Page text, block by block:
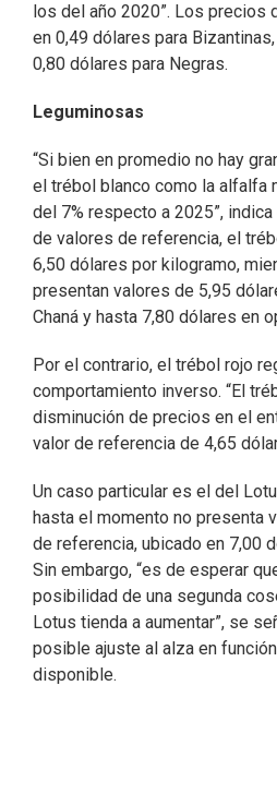
los del año 2020”. Los precios
en 0,49 dólares para
0,80 dólares para Negras.
Leguminosas
“Si bien en promedio no hay
el trébol blanco como la alfalfa
del 7% respecto a 2025”,
de valores de referencia, el
6,50 dólares por kilogramo,
presentan valores de 5,95
Chaná y hasta 7,80 dólares en
Por el contrario, el trébol rojo
comportamiento inverso. “El
disminución de precios en el
valor de referencia de 4,65
Un caso particular es el del
hasta el momento no presenta
de referencia, ubicado en 7,00
Sin embargo, “es de esperar
posibilidad de una segunda
Lotus tienda a aumentar”, se
posible ajuste al alza en
disponible.